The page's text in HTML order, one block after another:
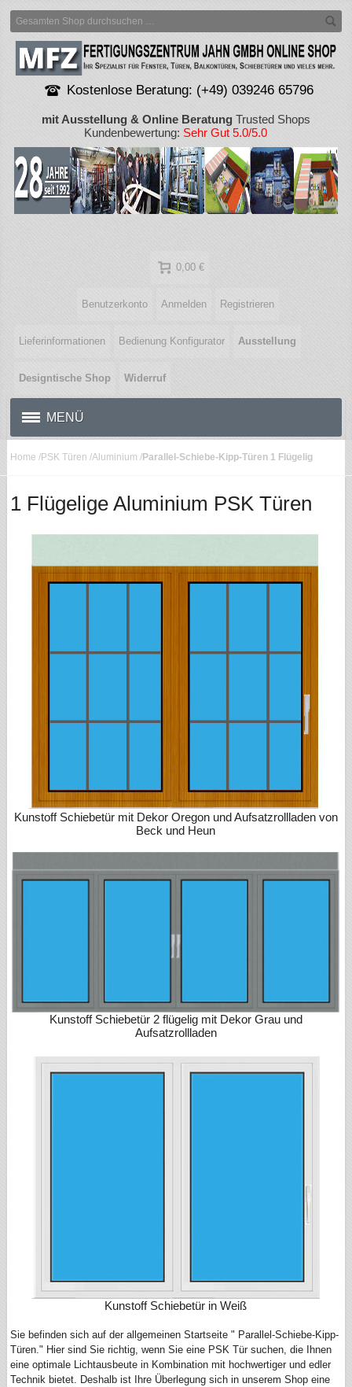
Kostenlose Beratung: (+49) 039246 65796
mit Ausstellung & Online BeratungTrusted Shops
Kundenbewertung:Sehr Gut 5.0/5.0
0,00 €
Benutzerkonto Anmelden Registrieren
Lieferinformationen Bedienung Konfigurator Ausstellung
Designtische Shop Widerruf
MENÜ
Home /PSK Türen /Aluminium /Parallel-Schiebe-Kipp-Türen 1 Flügelig
1 Flügelige Aluminium PSK Türen
Kunstoff Schiebetür mit Dekor Oregon und Aufsatzrollladen von
Beck und Heun
Kunstoff Schiebetür 2 flügelig mit Dekor Grau und
Aufsatzrollladen
Kunstoff Schiebetür in Weiß
Sie befinden sich auf der allgemeinen Startseite " Parallel-Schiebe-Kipp-
Türen." Hier sind Sie richtig, wenn Sie eine PSK Tür suchen, die Ihnen
eine optimale Lichtausbeute in Kombination mit hochwertiger und edler
Technik bietet. Deshalb ist Ihre Überlegung sich in unserem Shop eine